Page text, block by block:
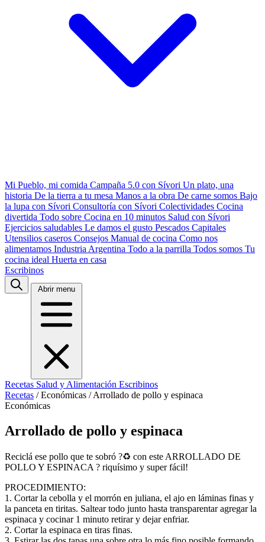
Mi Pueblo, mi comida Campaña 5.0 con Sívori Un plato, una
historia De la tierra a tu mesa Manos a la obra De carne somos Bajo
la lupa con Sívori Consultoría con Sívori Colectividades Cocina
divertida Todo sobre Cocina en 10 minutos Salud con Sívori
Ejercicios saludables Le damos el gusto Pescados Capitales
Utensilios caseros Consejos Manual de cocina Como nos
alimentamos Industria Argentina Todo a la parrilla Todos somos Tu
cocina ideal Huerta en casa
Escribinos
Abrir menu
Recetas Salud y Alimentación Escribinos
Recetas / Económicas / Arrollado de pollo y espinaca
Económicas
Arrollado de pollo y espinaca
Reciclá ese pollo que te sobró ?♻️ con este ARROLLADO DE
POLLO Y ESPINACA ? riquísimo y super fácil!
PROCEDIMIENTO:
1. Cortar la cebolla y el morrón en juliana, el ajo en láminas finas y
la panceta en tiritas. Saltear todo junto hasta transparentar agregar la
espinaca y cocinar 1 minuto retirar y dejar enfriar.
2. Cortar la espinaca en tiras finas.